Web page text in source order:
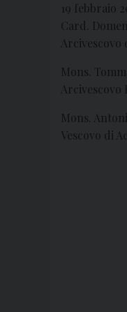
19 febbraio
Card.
Arcivescovo
Mons.
Mons.
Vescovo di